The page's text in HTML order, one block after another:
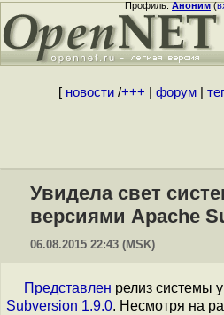
Профиль:Аноним(
[ новости/+++ форум|
Увидела свет
версиями Apache
06.08.2015 22:43 (MSK)
Представлен релиз системы
Subversion 1.9.0. Несмотря на